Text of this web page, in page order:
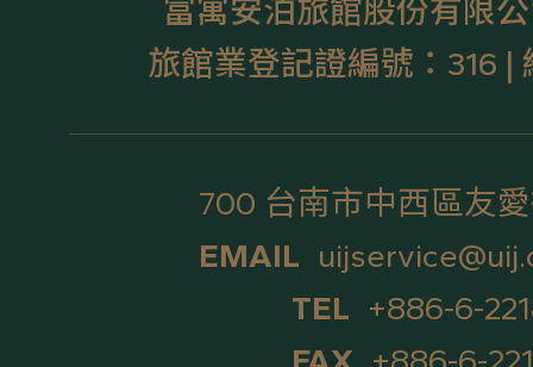
富寓安泊旅館股份有限
旅館業登記證編號：316 |
700 台南市中西區友
EMAIL
TEL +886-6-